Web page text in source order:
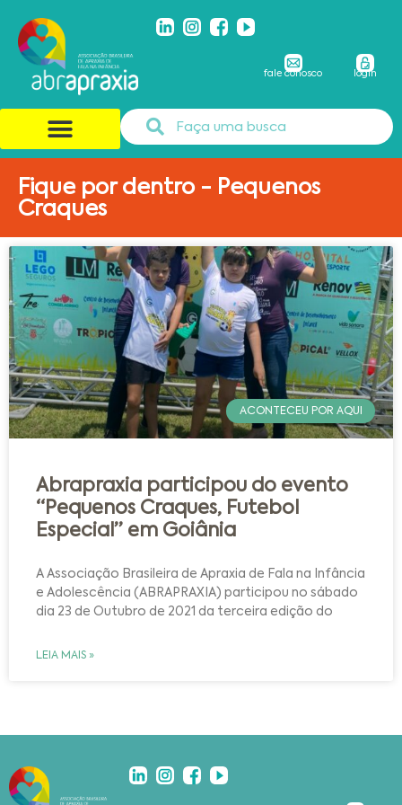
fale conosco login
Fique por dentro - Pequenos
Craques
ACONTECEU POR AQUI
Abrapraxia participou do evento
“Pequenos Craques, Futebol
Especial” em Goiânia
A Associação Brasileira de Apraxia de Fala na Infância
e Adolescência (ABRAPRAXIA) participou no sábado
dia 23 de Outubro de 2021 da terceira edição do
LEIA MAIS »